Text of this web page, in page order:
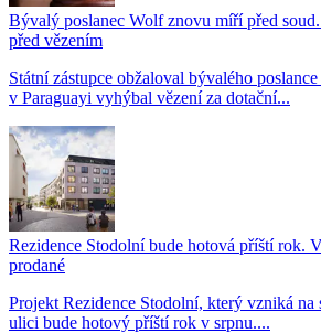
Bývalý poslanec Wolf znovu míří před
před vězením
Státní zástupce obžaloval bývalého
v Paraguayi vyhýbal vězení za dotační...
Rezidence Stodolní bude hotová příští rok.
prodané
Projekt Rezidence Stodolní, který vzniká na
ulici bude hotový příští rok v srpnu....